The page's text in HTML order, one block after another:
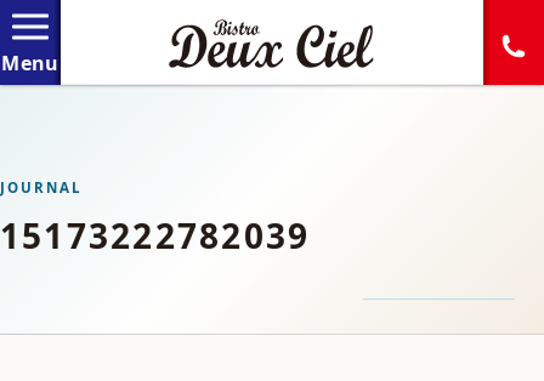
JOURNAL
15173222782039